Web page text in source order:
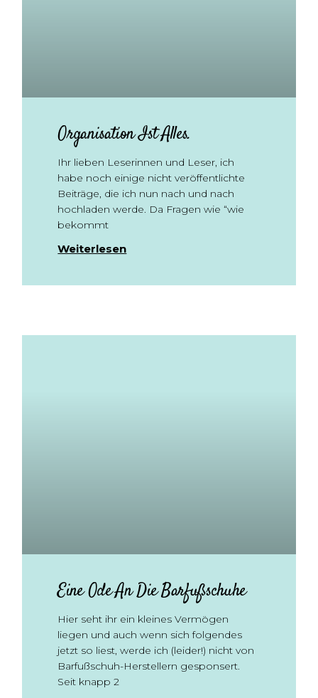
Organisation Ist Alles.
Ihr lieben Leserinnen und Leser, ich
habe noch einige nicht veröffentlichte
Beiträge, die ich nun nach und nach
hochladen werde. Da Fragen wie “wie
bekommt
Weiterlesen
Eine Ode An Die Barfußschuhe
Hier seht ihr ein kleines Vermögen
liegen und auch wenn sich folgendes
jetzt so liest, werde ich (leider!) nicht von
Barfußschuh-Herstellern gesponsert.
Seit knapp 2